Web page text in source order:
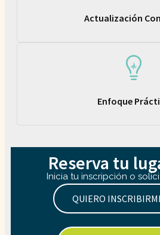
Actualización
Enfoque
Reserva tu
Inicia tu inscripción o
QUIERO